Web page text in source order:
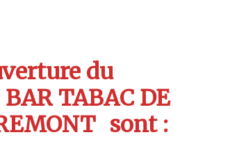
du
TABAC DE
sont :